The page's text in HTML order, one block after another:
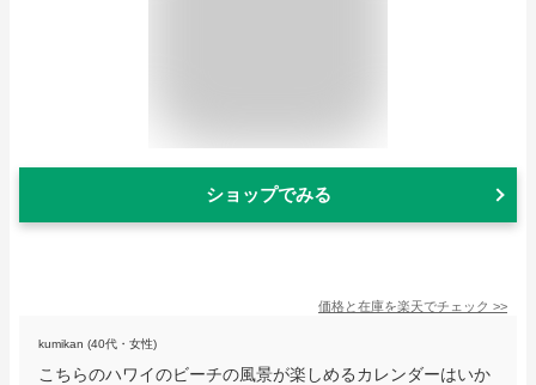
ショップでみる
価格と在庫を楽天でチェック >>
kumikan (40代・女性)
こちらのハワイのビーチの風景が楽しめるカレンダーはいか